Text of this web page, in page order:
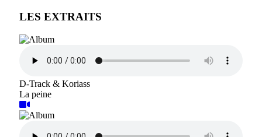
LES EXTRAITS
D-Track & Koriass
La peine